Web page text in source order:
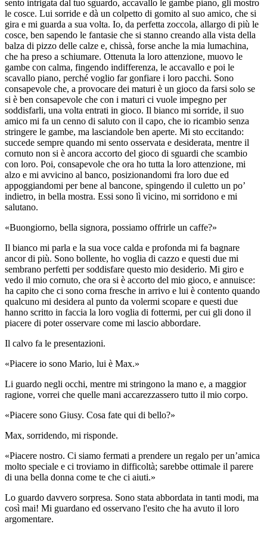
sento intrigata dal tuo sguardo, accavallo le gambe piano, gli mostro
le cosce. Lui sorride e dà un colpetto di gomito al suo amico, che si
gira e mi guarda a sua volta. Io, da perfetta zoccola, allargo di più le
cosce, ben sapendo le fantasie che si stanno creando alla vista della
balza di pizzo delle calze e, chissà, forse anche la mia lumachina,
che ha preso a schiumare. Ottenuta la loro attenzione, muovo le
gambe con calma, fingendo indifferenza, le accavallo e poi le
scavallo piano, perché voglio far gonfiare i loro pacchi. Sono
consapevole che, a provocare dei maturi è un gioco da farsi solo se
si è ben consapevole che con i maturi ci vuole impegno per
soddisfarli, una volta entrati in gioco. Il bianco mi sorride, il suo
amico mi fa un cenno di saluto con il capo, che io ricambio senza
stringere le gambe, ma lasciandole ben aperte. Mi sto eccitando:
succede sempre quando mi sento osservata e desiderata, mentre il
cornuto non si è ancora accorto del gioco di sguardi che scambio
con loro. Poi, consapevole che ora ho tutta la loro attenzione, mi
alzo e mi avvicino al banco, posizionandomi fra loro due ed
appoggiandomi per bene al bancone, spingendo il culetto un po’
indietro, in bella mostra. Essi sono lì vicino, mi sorridono e mi
salutano.
«Buongiorno, bella signora, possiamo offrirle un caffe?»
Il bianco mi parla e la sua voce calda e profonda mi fa bagnare
ancor di più. Sono bollente, ho voglia di cazzo e questi due mi
sembrano perfetti per soddisfare questo mio desiderio. Mi giro e
vedo il mio cornuto, che ora si è accorto del mio gioco, e annuisce:
ha capito che ci sono corna fresche in arrivo e lui è contento quando
qualcuno mi desidera al punto da volermi scopare e questi due
hanno scritto in faccia la loro voglia di fottermi, per cui gli dono il
piacere di poter osservare come mi lascio abbordare.
Il calvo fa le presentazioni.
«Piacere io sono Mario, lui è Max.»
Li guardo negli occhi, mentre mi stringono la mano e, a maggior
ragione, vorrei che quelle mani accarezzassero tutto il mio corpo.
«Piacere sono Giusy. Cosa fate qui di bello?»
Max, sorridendo, mi risponde.
«Piacere nostro. Ci siamo fermati a prendere un regalo per un’amica
molto speciale e ci troviamo in difficoltà; sarebbe ottimale il parere
di una bella donna come te che ci aiuti.»
Lo guardo davvero sorpresa. Sono stata abbordata in tanti modi, ma
così mai! Mi guardano ed osservano l'esito che ha avuto il loro
argomentare.